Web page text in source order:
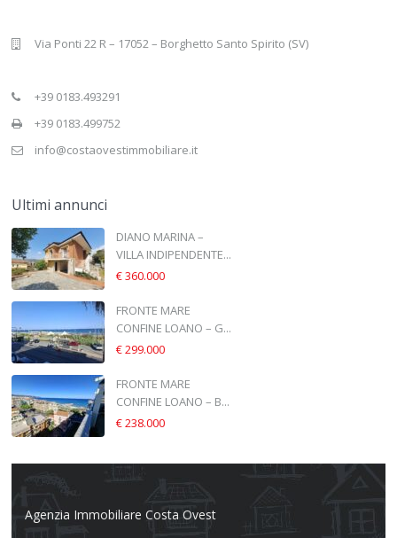
Via Ponti 22 R – 17052 – Borghetto Santo Spirito (SV)
+39 0183.493291
+39 0183.499752
info@costaovestimmobiliare.it
Ultimi annunci
DIANO MARINA –
VILLA INDIPENDENTE...
€ 360.000
FRONTE MARE
CONFINE LOANO – G...
€ 299.000
FRONTE MARE
CONFINE LOANO – B...
€ 238.000
Agenzia Immobiliare Costa Ovest